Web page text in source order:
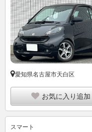
愛知県名古屋市天白区
お気に入り追加
スマート